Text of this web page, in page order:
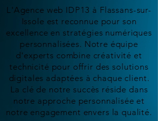
L'Agence web IDP13 à Flassans-sur-
Issole est reconnue pour son
excellence en stratégies numériques
personnalisées. Notre équipe
d'experts combine créativité et
technicité pour offrir des solutions
digitales adaptées à chaque client.
La clé de notre succès réside dans
notre approche personnalisée et
notre engagement envers la qualité.